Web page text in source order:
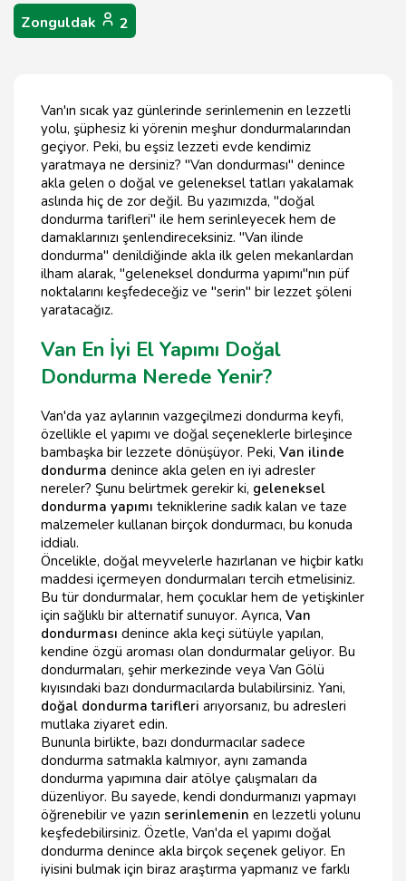
Zonguldak 2
Van'ın sıcak yaz günlerinde serinlemenin en lezzetli
yolu, şüphesiz ki yörenin meşhur dondurmalarından
geçiyor. Peki, bu eşsiz lezzeti evde kendimiz
yaratmaya ne dersiniz? "Van dondurması" denince
akla gelen o doğal ve geleneksel tatları yakalamak
aslında hiç de zor değil. Bu yazımızda, "doğal
dondurma tarifleri" ile hem serinleyecek hem de
damaklarınızı şenlendireceksiniz. "Van ilinde
dondurma" denildiğinde akla ilk gelen mekanlardan
ilham alarak, "geleneksel dondurma yapımı"nın püf
noktalarını keşfedeceğiz ve "serin" bir lezzet şöleni
yaratacağız.
Van En İyi El Yapımı Doğal
Dondurma Nerede Yenir?
Van'da yaz aylarının vazgeçilmezi dondurma keyfi,
özellikle el yapımı ve doğal seçeneklerle birleşince
bambaşka bir lezzete dönüşüyor. Peki, Van ilinde
dondurma denince akla gelen en iyi adresler
nereler? Şunu belirtmek gerekir ki, geleneksel
dondurma yapımı tekniklerine sadık kalan ve taze
malzemeler kullanan birçok dondurmacı, bu konuda
iddialı.
Öncelikle, doğal meyvelerle hazırlanan ve hiçbir katkı
maddesi içermeyen dondurmaları tercih etmelisiniz.
Bu tür dondurmalar, hem çocuklar hem de yetişkinler
için sağlıklı bir alternatif sunuyor. Ayrıca, Van
dondurması denince akla keçi sütüyle yapılan,
kendine özgü aroması olan dondurmalar geliyor. Bu
dondurmaları, şehir merkezinde veya Van Gölü
kıyısındaki bazı dondurmacılarda bulabilirsiniz. Yani,
doğal dondurma tarifleri arıyorsanız, bu adresleri
mutlaka ziyaret edin.
Bununla birlikte, bazı dondurmacılar sadece
dondurma satmakla kalmıyor, aynı zamanda
dondurma yapımına dair atölye çalışmaları da
düzenliyor. Bu sayede, kendi dondurmanızı yapmayı
öğrenebilir ve yazın serinlemenin en lezzetli yolunu
keşfedebilirsiniz. Özetle, Van'da el yapımı doğal
dondurma denince akla birçok seçenek geliyor. En
iyisini bulmak için biraz araştırma yapmanız ve farklı